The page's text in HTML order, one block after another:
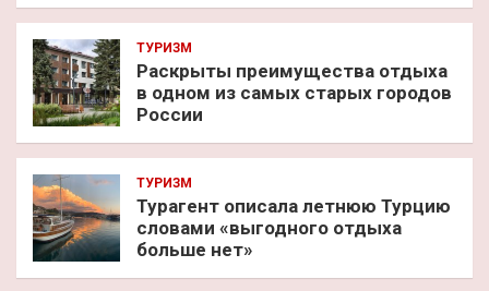
ТУРИЗМ
Раскрыты преимущества отдыха
в одном из самых старых городов
России
ТУРИЗМ
Турагент описала летнюю Турцию
словами «выгодного отдыха
больше нет»